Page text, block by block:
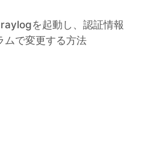
を起動し、認証情報
ムで変更する方法